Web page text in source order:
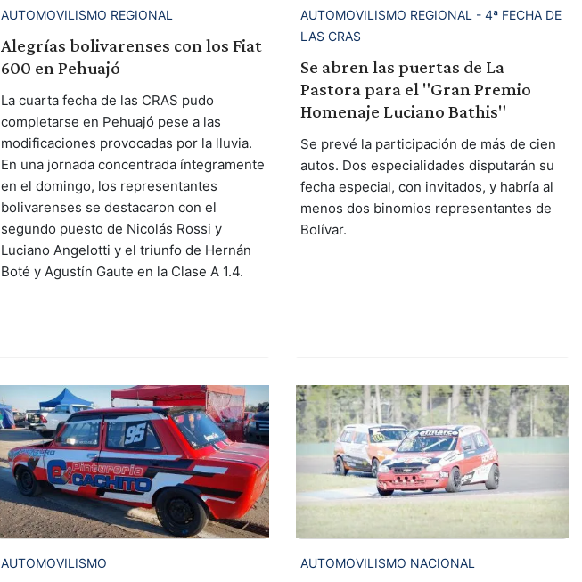
AUTOMOVILISMO REGIONAL
Alegrías bolivarenses con los Fiat
600 en Pehuajó
La cuarta fecha de las CRAS pudo
completarse en Pehuajó pese a las
modificaciones provocadas por la lluvia.
En una jornada concentrada íntegramente
en el domingo, los representantes
bolivarenses se destacaron con el
segundo puesto de Nicolás Rossi y
Luciano Angelotti y el triunfo de Hernán
Boté y Agustín Gaute en la Clase A 1.4.
AUTOMOVILISMO REGIONAL - 4ª FECHA DE
LAS CRAS
Se abren las puertas de La
Pastora para el "Gran Premio
Homenaje Luciano Bathis"
Se prevé la participación de más de cien
autos. Dos especialidades disputarán su
fecha especial, con invitados, y habría al
menos dos binomios representantes de
Bolívar.
AUTOMOVILISMO AUTOMOVILISMO NACIONAL